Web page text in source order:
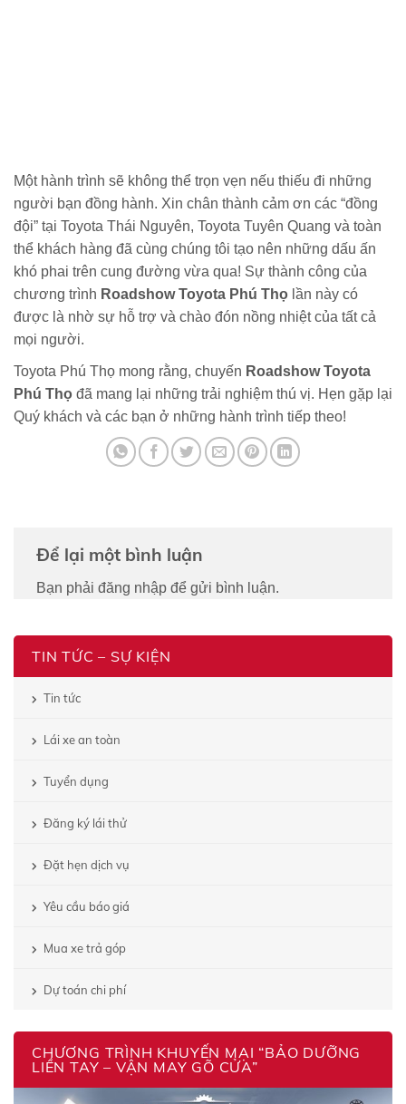
TIN TỨC – SỰ KIỆN
Tin tức
Lái xe an toàn
Tuyển dụng
Đăng ký lái thử
Đặt hẹn dịch vụ
Yêu cầu báo giá
Mua xe trả góp
Dự toán chi phí
CHƯƠNG TRÌNH KHUYẾN MẠI “BẢO DƯỠNG
LIỀN TAY – VẬN MAY GÕ CỬA”
Một hành trình sẽ không thể trọn vẹn nếu thiếu đi những
người bạn đồng hành. Xin chân thành cảm ơn các “đồng
đội” tại Toyota Thái Nguyên, Toyota Tuyên Quang và toàn
thể khách hàng đã cùng chúng tôi tạo nên những dấu ấn
khó phai trên cung đường vừa qua! Sự thành công của
chương trình Roadshow Toyota Phú Thọ lần này có
được là nhờ sự hỗ trợ và chào đón nồng nhiệt của tất cả
mọi người.
Toyota Phú Thọ mong rằng, chuyến Roadshow Toyota
Phú Thọ đã mang lại những trải nghiệm thú vị. Hẹn gặp lại
Quý khách và các bạn ở những hành trình tiếp theo!
Để lại một bình luận
Bạn phải đăng nhập để gửi bình luận.